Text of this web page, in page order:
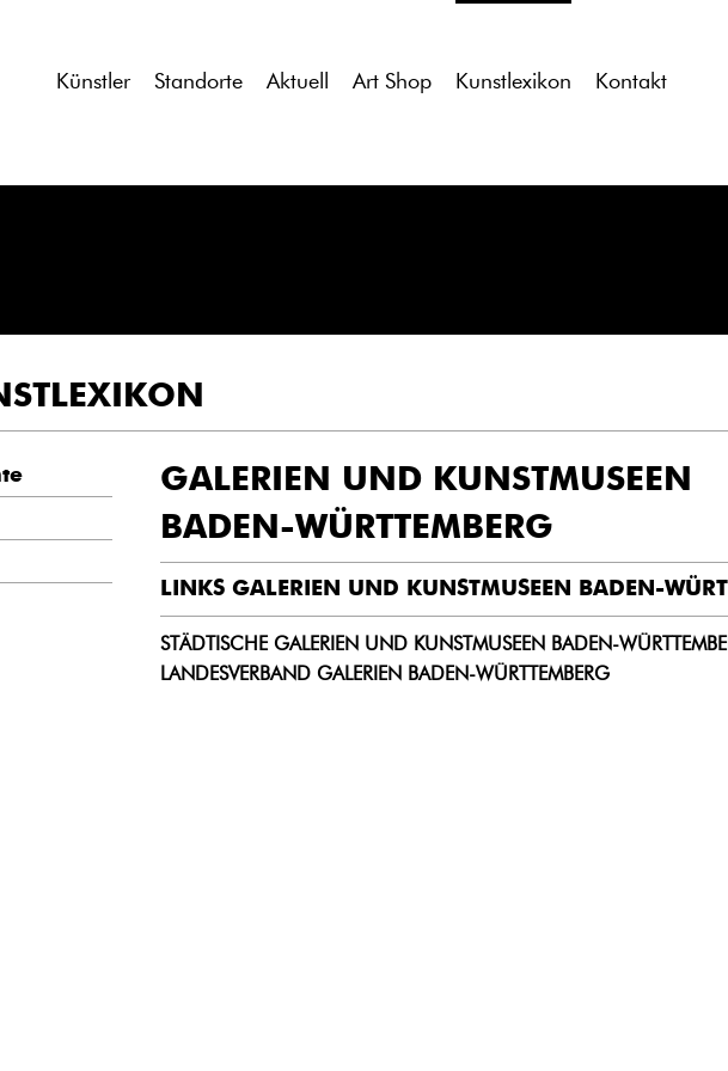
Künstler Standorte Aktuell Art Shop Kunstlexikon Kontakt
GALERIEN UND
BADEN-WÜRTTEMBERG
LINKS GALERIEN UND KUNSTMUSEEN BADEN-
STÄDTISCHE GALERIEN UND KUNSTMUSEEN BADEN-
LANDESVERBAND GALERIEN BADEN-WÜRTTEMBERG